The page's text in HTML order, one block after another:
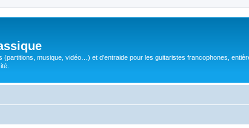
(partitions, musique, vidéo…) et d'entraide pour les guitaristes francophones,